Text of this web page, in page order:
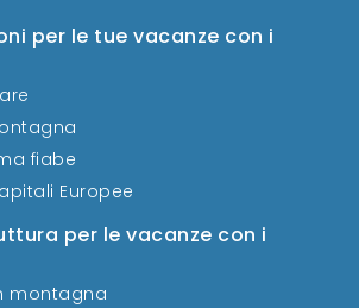
per le tue vacanze con i
fiabe
Europee
per le vacanze con i
montagna